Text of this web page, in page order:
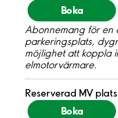
Boka
Abonnemang för en
parkeringsplats,
möjlighet att koppla
elmotorvärmare.
Reserverad MV
Boka